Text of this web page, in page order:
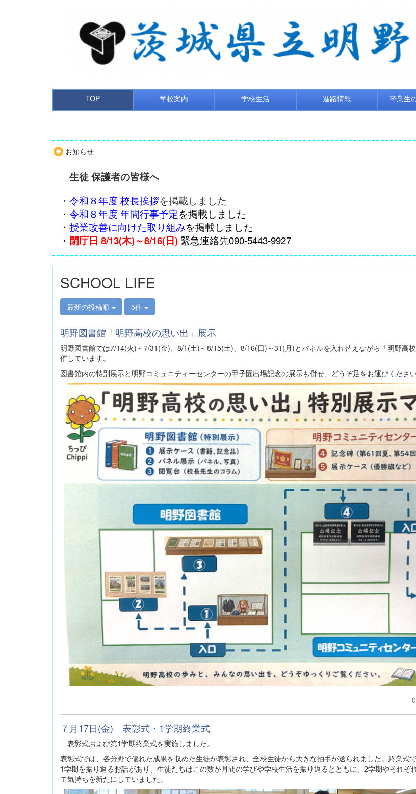
TOP 学校案内 学校生活 進路情報 卒業生
お知らせ
生徒 保護者の皆様へ
・ 令和８年度 校長挨拶を掲載しました
・ 令和８年度 年間行事予定を掲載しました
・ 授業改善に向けた取り組みを掲載しました
・ 閉庁日 8/13(木)～8/16(日) 緊急連絡先090-5443-9927
SCHOOL LIFE
最新の投稿順 5件
明野図書館「明野高校の思い出」展示
明野図書館では7/14(火)～7/31(金)、8/1(土)～8/15(土)、8/16(日)～31(月)とパネルを入れ替えながら「明野高
催しています。
図書館内の特別展示と明野コミュニティーセンターの甲子園出場記念の展示も併せ、どうぞ足をお運びください
７月17日(金) 表彰式・1学期終業式
表彰式および第1学期終業式を実施しました。
表彰式では、各分野で優れた成果を収めた生徒が表彰され、全校生徒から大きな拍手が送られました。終業式
1学期を振り返るお話があり、生徒たちはこの数か月間の学びや学校生活を振り返るとともに、2学期やそれぞ
て気持ちを新たにしていました。